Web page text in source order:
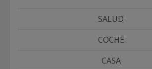
SALUD
COCHE
CASA